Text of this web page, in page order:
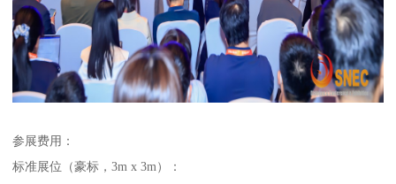
参展费用：
标准展位（豪标，3m x 3m）：